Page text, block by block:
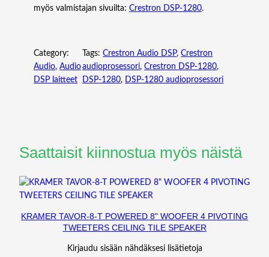
myös valmistajan sivuilta: Crestron DSP-1280.
Category:
Audio, Audio
DSP laitteet
Tags:Crestron Audio DSP, Crestron
audioprosessori, Crestron DSP-1280
DSP-1280, DSP-1280 audioprosessori
Saattaisit kiinnostua myös näistä
KRAMER TAVOR-8-T POWERED 8" WOOFER 4 PIVOTING
TWEETERS CEILING TILE SPEAKER
Kirjaudu sisään nähdäksesi lisätietoja